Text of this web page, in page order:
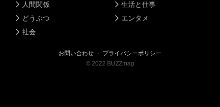
人間関係
どうぶつ
社会
生活と仕事
エンタメ
お問い合わせ ・ プライバシーポリシー
© 2022 BUZZmag